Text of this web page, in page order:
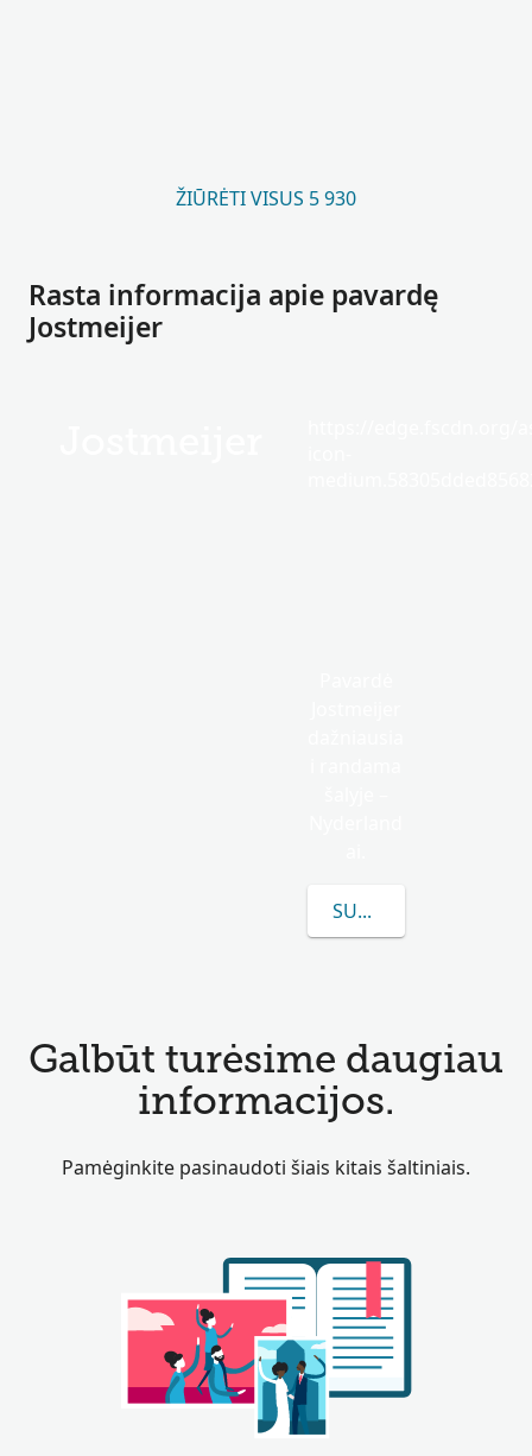
ŽIŪRĖTI VISUS 5 930
Rasta informacija apie pavardę
Jostmeijer
SUŽINOKITE
Galbūt turėsime daugiau
informacijos.
Pamėginkite pasinaudoti šiais kitais šaltiniais.